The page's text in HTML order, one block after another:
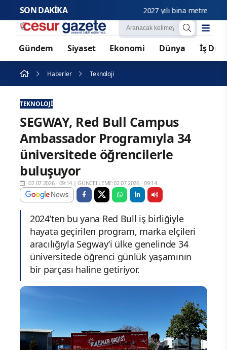
SON DAKİKA 2027 yılı bina metrekare
Gündem Siyaset Ekonomi Dünya İş
Haberler Teknoloji
TEKNOLOJI
SEGWAY, Red Bull Campus
Ambassador Programıyla 34
üniversitede öğrencilerle
buluşuyor
02.07.2026 - 09:14 |GÜNCELLEME:02.07.2026 - 09:14
2024’ten bu yana Red Bull iş birliğiyle
hayata geçirilen program, marka elçileri
aracılığıyla Segway’i ülke genelinde 34
üniversitede öğrenci günlük yaşamının
bir parçası haline getiriyor.